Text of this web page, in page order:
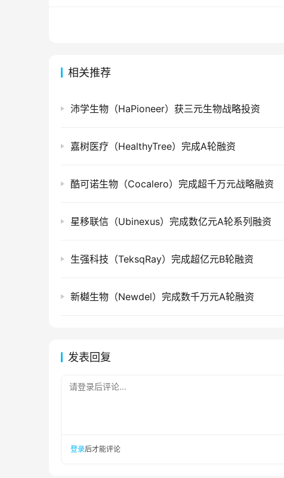
相关推荐
沛学生物（HaPioneer）获三元生物战略投资
嘉树医疗（HealthyTree）完成A轮融资
酷可诺生物（Cocalero）完成超千万元战略融资
星移联信（Ubinexus）完成数亿元A轮系列融资
生强科技（TeksqRay）完成超亿元B轮融资
新樾生物（Newdel）完成数千万元A轮融资
发表回复
请登录后评论...
登录后才能评论